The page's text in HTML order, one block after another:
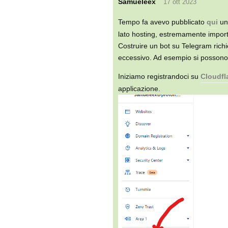
17 ott 2023
Tempo fa avevo pubblicato qui
lato hosting, estremamente
Costruire un bot su Telegram
eccessivo. Ad esempio si
Iniziamo registrandoci su
applicazione.